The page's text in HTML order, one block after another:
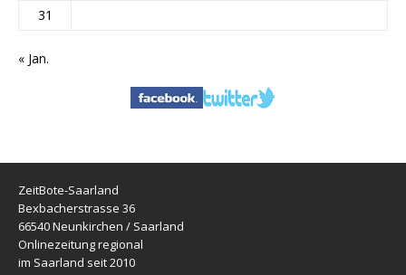
31
« Jan.
ZeitBote-Saarland
Bexbacherstrasse 36
66540 Neunkirchen / Saarland
Onlinezeitung regional
im Saarland seit 2010